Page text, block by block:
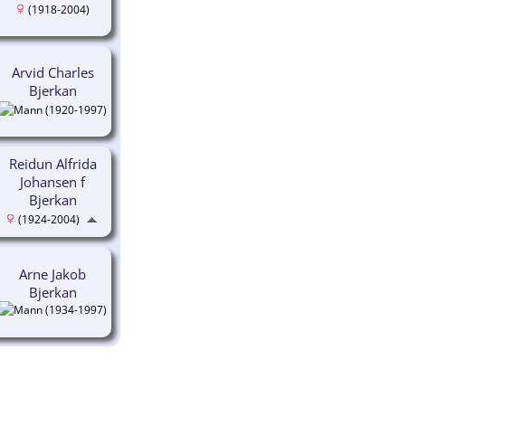
(1918-2004)
Arvid Charles
Bjerkan
(1920-1997)
Arne Jakob
Bjerkan
(1934-1997)
Reidun Alfrida
Johansen f
Bjerkan
(1924-2004)